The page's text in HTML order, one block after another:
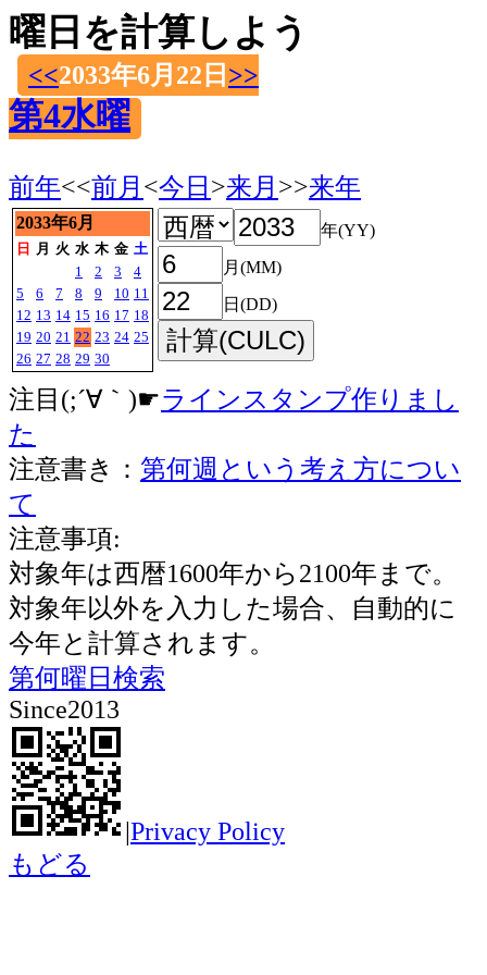
曜日を計算しよう
<<2033年6月22日 >>
第4水曜
前年<<前月 <今日 >来月 >>来年
2033年6月
日 月 火 水 木 金 土
1
2 3
4
5
6 7 8 9 10 11
12 13 14 15 16 17 18
19 20 21 22 23 24 25
26 27 28 29 30
年(YY)
月(MM)
日(DD)
注目(;´∀｀)☛ラインスタンプ作りまし
た
注意書き： 第何週という考え方につい
て
注意事項:
対象年は西暦1600年から2100年まで。
対象年以外を入力した場合、自動的に
今年と計算されます。
第何曜日検索
Since2013
|Privacy Policy
もどる